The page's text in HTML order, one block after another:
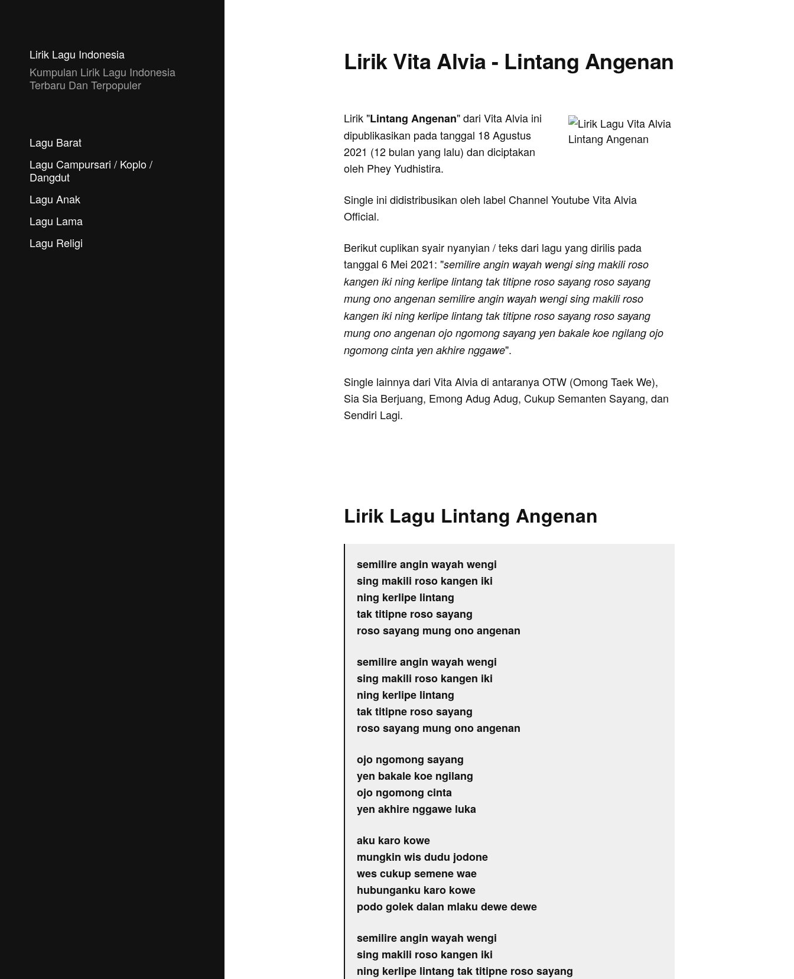
Lirik Lagu Indonesia
Kumpulan Lirik Lagu Indonesia
Terbaru Dan Terpopuler
Lagu Barat
Lagu Campursari / Koplo /
Dangdut
Lagu Anak
Lagu Lama
Lagu Religi
Lirik Vita Alvia - Lintang Angenan
Lirik "Lintang Angenan" dari Vita Alvia ini
dipublikasikan pada tanggal 18 Agustus
2021 (12 bulan yang lalu) dan diciptakan
oleh Phey Yudhistira.
Single ini didistribusikan oleh label Channel Youtube Vita Alvia
Official.
Berikut cuplikan syair nyanyian / teks dari lagu yang dirilis pada
tanggal 6 Mei 2021: "semilire angin wayah wengi sing makili roso
kangen iki ning kerlipe lintang tak titipne roso sayang roso sayang
mung ono angenan semilire angin wayah wengi sing makili roso
kangen iki ning kerlipe lintang tak titipne roso sayang roso sayang
mung ono angenan ojo ngomong sayang yen bakale koe ngilang ojo
ngomong cinta yen akhire nggawe".
Single lainnya dari Vita Alvia di antaranya OTW (Omong Taek We),
Sia Sia Berjuang, Emong Adug Adug, Cukup Semanten Sayang, dan
Sendiri Lagi.
Lirik Lagu Lintang Angenan
semilire angin wayah wengi
sing makili roso kangen iki
ning kerlipe lintang
tak titipne roso sayang
roso sayang mung ono angenan
semilire angin wayah wengi
sing makili roso kangen iki
ning kerlipe lintang
tak titipne roso sayang
roso sayang mung ono angenan
ojo ngomong sayang
yen bakale koe ngilang
ojo ngomong cinta
yen akhire nggawe luka
aku karo kowe
mungkin wis dudu jodone
wes cukup semene wae
hubunganku karo kowe
podo golek dalan mlaku dewe dewe
semilire angin wayah wengi
sing makili roso kangen iki
ning kerlipe lintang tak titipne roso sayang